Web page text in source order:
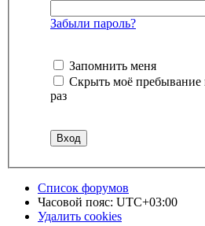
Забыли пароль?
Запомнить меня
Скрыть моё пребывание
раз
Список форумов
Часовой пояс: UTC+03:00
Удалить cookies